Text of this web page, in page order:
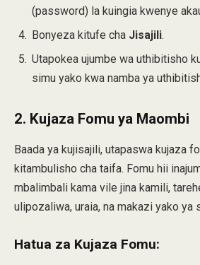
(password) la kuingia kwenye
Bonyeza kitufe cha Jisajili.
Utapokea ujumbe wa uthibitisho
simu yako kwa namba ya
2. Kujaza Fomu ya Maombi
Baada ya kujisajili, utapaswa kujaza
kitambulisho cha taifa. Fomu hii
mbalimbali kama vile jina kamili,
ulipozaliwa, uraia, na makazi yako ya
Hatua za Kujaza Fomu: